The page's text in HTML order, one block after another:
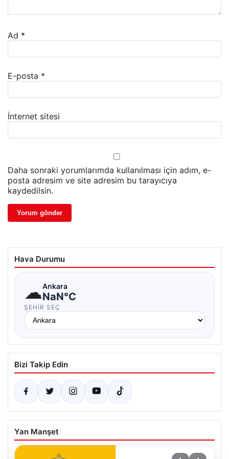
Ad *
E-posta *
İnternet sitesi
Daha sonraki yorumlarımda kullanılması için adım, e-
posta adresim ve site adresim bu tarayıcıya
kaydedilsin.
Hava Durumu
☁Ankara
NaN°C
ŞEHIR SEÇ
Bizi Takip Edin
Yan Manşet